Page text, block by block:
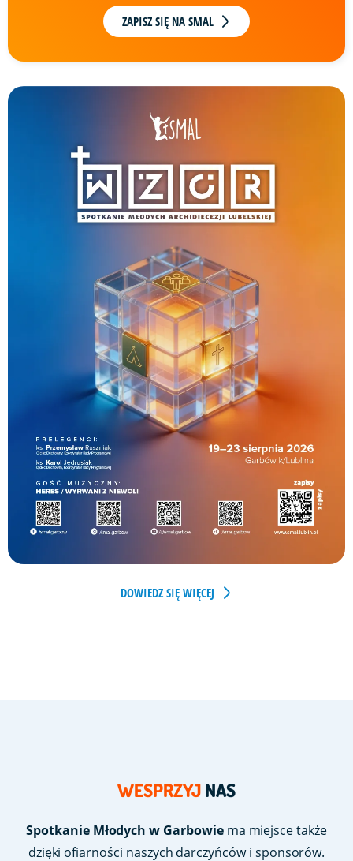
ZAPISZ SIĘ NA SMAL
DOWIEDZ SIĘ WIĘCEJ
WESPRZYJNAS
Spotkanie Młodych w Garbowiema miejsce także
dzięki ofiarności naszych darczyńców i sponsorów.